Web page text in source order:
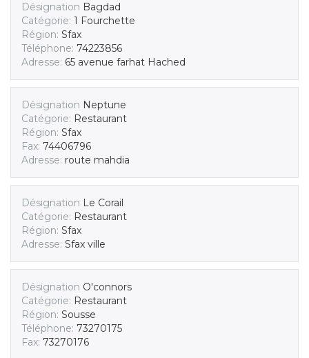
Désignation Bagdad
Catégorie: 1 Fourchette
Région: Sfax
Téléphone: 74223856
Adresse: 65 avenue farhat Hached
Désignation Neptune
Catégorie: Restaurant
Région: Sfax
Fax: 74406796
Adresse: route mahdia
Désignation Le Corail
Catégorie: Restaurant
Région: Sfax
Adresse: Sfax ville
Désignation O'connors
Catégorie: Restaurant
Région: Sousse
Téléphone: 73270175
Fax: 73270176